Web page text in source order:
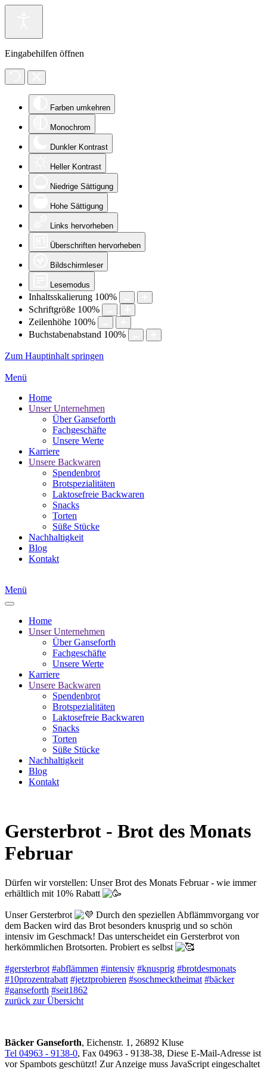
Eingabehilfen öffnen
Farben umkehren
Monochrom
Dunkler Kontrast
Heller Kontrast
Niedrige Sättigung
Hohe Sättigung
Links hervorheben
Überschriften hervorheben
Bildschirmleser
Lesemodus
Inhaltsskalierung 100%
Schriftgröße 100%
Zeilenhöhe 100%
Buchstabenabstand 100%
Zum Hauptinhalt springen
Menü
Home
Unser Unternehmen
Über Ganseforth
Fachgeschäfte
Unsere Werte
Karriere
Unsere Backwaren
Spendenbrot
Brotspezialitäten
Laktosefreie Backwaren
Snacks
Torten
Süße Stücke
Nachhaltigkeit
Blog
Kontakt
Menü
Home
Unser Unternehmen
Über Ganseforth
Fachgeschäfte
Unsere Werte
Karriere
Unsere Backwaren
Spendenbrot
Brotspezialitäten
Laktosefreie Backwaren
Snacks
Torten
Süße Stücke
Nachhaltigkeit
Blog
Kontakt
Gersterbrot - Brot des Monats
Februar
Dürfen wir vorstellen: Unser Brot des Monats Februar - wie immer
erhältlich mit 10% Rabatt
Unser Gersterbrot
Durch den speziellen Abflämmvorgang vor
dem Backen wird das Brot besonders knusprig und so schön
intensiv im Geschmack! Das unterscheidet ein Gersterbrot von
herkömmlichen Brotsorten. Probiert es selbst
#gersterbrot #abflämmen #intensiv #knusprig #brotdesmonats
#10prozentrabatt #jetztprobieren #soschmecktheimat #bäcker
#ganseforth #seit1862
zurück zur Übersicht
Bäcker Ganseforth, Eichenstr. 1, 26892 Kluse
Tel 04963 - 9138-0, Fax 04963 - 9138-38, Diese E-Mail-Adresse ist
vor Spambots geschützt! Zur Anzeige muss JavaScript eingeschaltet